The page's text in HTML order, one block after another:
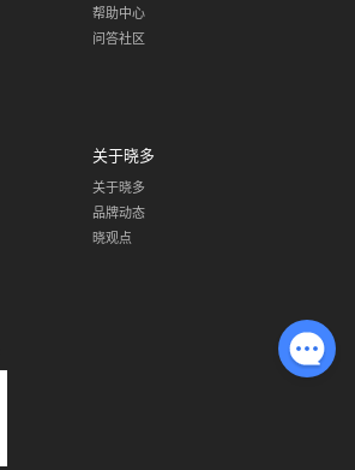
帮助中心
问答社区
关于晓多
关于晓多
品牌动态
晓观点